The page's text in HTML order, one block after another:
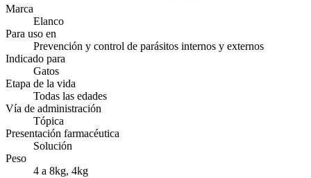
Marca
Elanco
Para uso en
Prevención y control de parásitos internos y externos
Indicado para
Gatos
Etapa de la vida
Todas las edades
Vía de administración
Tópica
Presentación farmacéutica
Solución
Peso
4 a 8kg, 4kg